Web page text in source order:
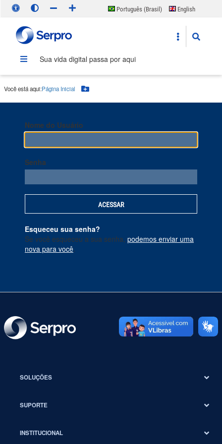
Português (Brasil)
English
Sua vida digital passa por aqui
Você está aqui:Página Inicial Botão Menu
Nome do Usuário
Senha
Esqueceu sua senha?
Se você esqueceu a sua senha, podemos enviar uma
nova para você
SOLUÇÕES
SUPORTE
INSTITUCIONAL